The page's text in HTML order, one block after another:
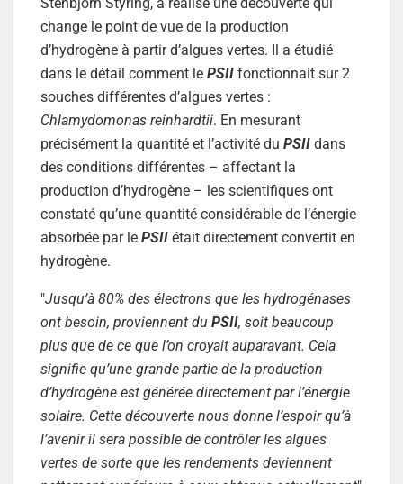
change le point de vue de la production
d’hydrogène à partir d’algues vertes. Il a étudié
dans le détail comment le PSII fonctionnait sur 2
souches différentes d’algues vertes :
Chlamydomonas reinhardtii. En mesurant
précisément la quantité et l’activité du PSII dans
des conditions différentes – affectant la
production d’hydrogène – les scientifiques ont
constaté qu’une quantité considérable de l’énergie
absorbée par le PSII était directement convertit en
hydrogène.
"Jusqu’à 80% des électrons que les hydrogénases
ont besoin, proviennent du PSII, soit beaucoup
plus que de ce que l’on croyait auparavant. Cela
signifie qu’une grande partie de la production
d’hydrogène est générée directement par l’énergie
solaire. Cette découverte nous donne l’espoir qu’à
l’avenir il sera possible de contrôler les algues
vertes de sorte que les rendements deviennent